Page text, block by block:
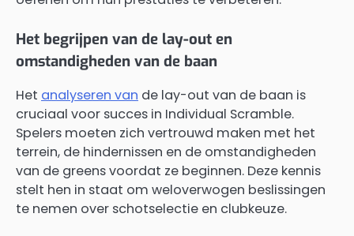
Het begrijpen van de lay-out en
omstandigheden van de baan
Het analyseren van de lay-out van de baan is
cruciaal voor succes in Individual Scramble.
Spelers moeten zich vertrouwd maken met het
terrein, de hindernissen en de omstandigheden
van de greens voordat ze beginnen. Deze kennis
stelt hen in staat om weloverwogen beslissingen
te nemen over schotselectie en clubkeuze.